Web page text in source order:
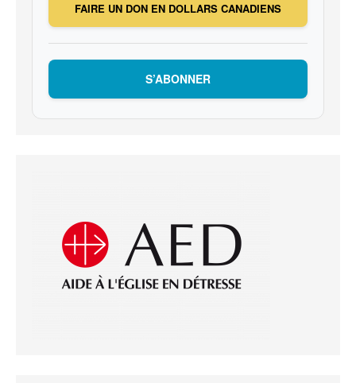
FAIRE UN DON EN DOLLARS CANADIENS
S’ABONNER